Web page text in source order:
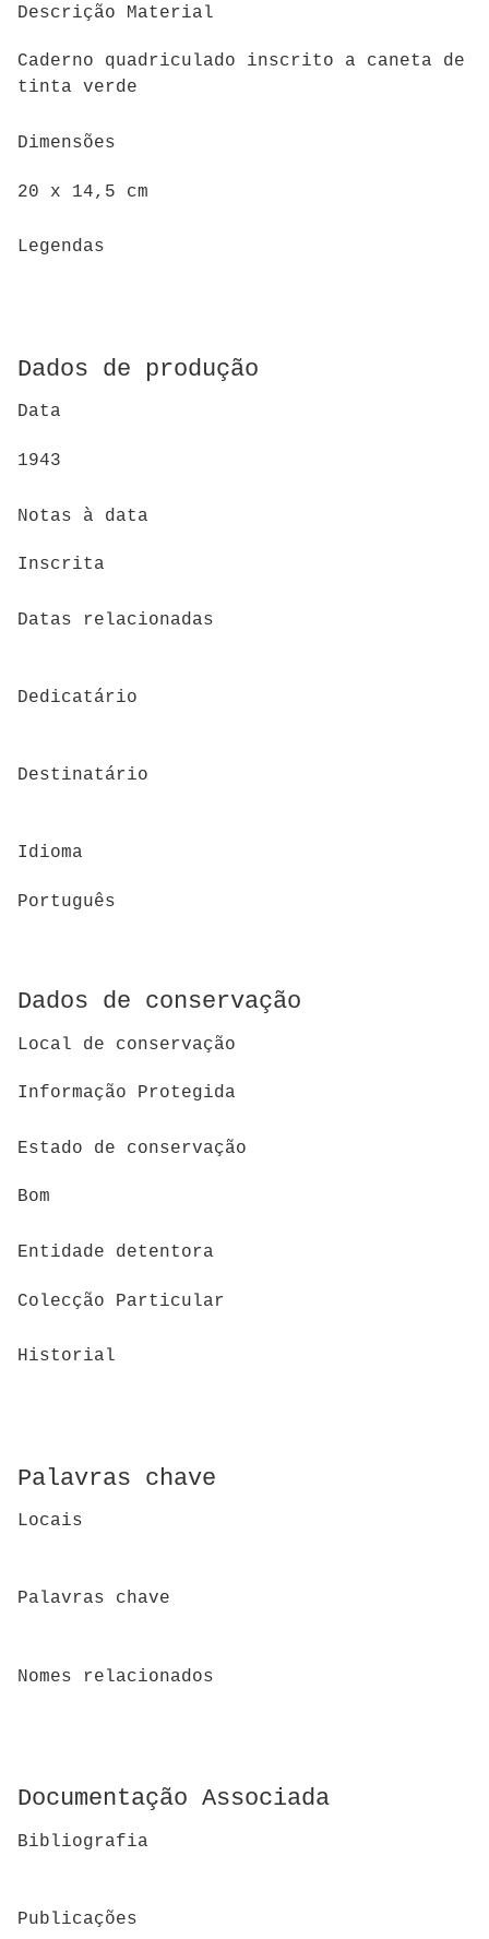
Descrição Material
Caderno quadriculado inscrito a caneta de
tinta verde
Dimensões
20 x 14,5 cm
Legendas
Dados de produção
Data
1943
Notas à data
Inscrita
Datas relacionadas
Dedicatário
Destinatário
Idioma
Português
Dados de conservação
Local de conservação
Informação Protegida
Estado de conservação
Bom
Entidade detentora
Colecção Particular
Historial
Palavras chave
Locais
Palavras chave
Nomes relacionados
Documentação Associada
Bibliografia
Publicações